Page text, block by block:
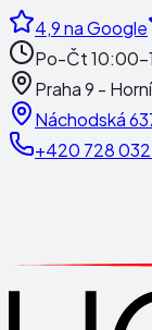
4,9na Google
Po-Čt 10:00-
Praha 9 -
Náchodská
+420 728 032